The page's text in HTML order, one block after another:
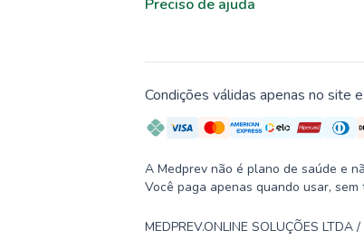
Preciso de ajuda
Condições válidas apenas no site
A Medprev não é plano de saúde e
Você paga apenas quando usar,
MEDPREV.ONLINE SOLUÇÕES